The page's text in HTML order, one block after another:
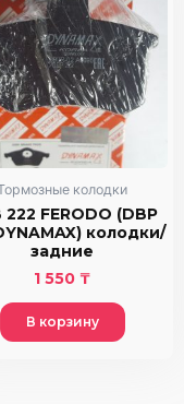
колодки
222 FERODO (DBP
колодки/
задние
1 550 ₸
В корзину